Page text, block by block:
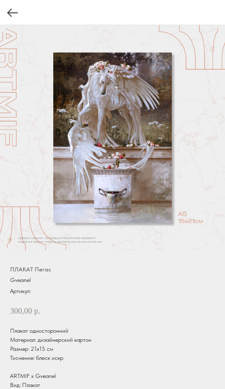
ПЛАКАТ Пегас
Gveanel
Артикул:
300,00 р.
Плакат односторонний
Материал: дизайнерский картон
Размер: 21х15 см
Тиснение: блеск искр
ARTMIF х Gveanel
Вид: Плакат